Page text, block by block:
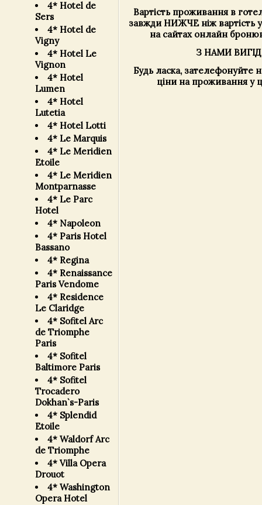
4* Hotel de
Sers
4* Hotel de
Vigny
4* Hotel Le
Vignon
4* Hotel
Lumen
4* Hotel
Lutetia
4* Hotel Lotti
4* Le Marquis
4* Le Meridien
Etoile
4* Le Meridien
Montparnasse
4* Le Parc
Hotel
4* Napoleon
4* Paris Hotel
Bassano
4* Regina
4* Renaissance
Paris Vendome
4* Residence
Le Claridge
4* Sofitel Arc
de Triomphe
Paris
4* Sofitel
Baltimore Paris
4* Sofitel
Trocadero
Dokhan`s-Paris
4* Splendid
Etoile
4* Waldorf Arc
de Triomphe
4* Villa Opera
Drouot
4* Washington
Opera Hotel
Вартість проживання в
завжди НИЖЧЕ ніж вартість
на сайтах онлайн
З НАМИ
Будь ласка, зателефонуйте
ціни на проживання у